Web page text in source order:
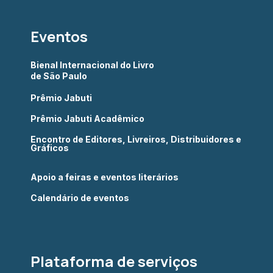
Eventos
Bienal Internacional do Livro
de São Paulo
Prêmio Jabuti
Prêmio Jabuti Acadêmico
Encontro de Editores, Livreiros, Distribuidores e
Gráficos
Apoio a feiras e eventos literários
Calendário de eventos
Plataforma de serviços